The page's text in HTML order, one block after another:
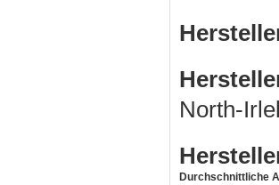
North-
Durchschnittliche